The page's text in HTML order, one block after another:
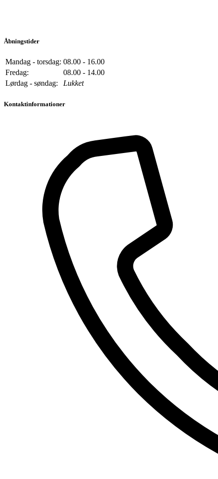
Åbningstider
Mandag - torsdag: 08.00 - 16.00
Fredag:
08.00 - 14.00
Lørdag - søndag:
Lukket
Kontaktinformationer